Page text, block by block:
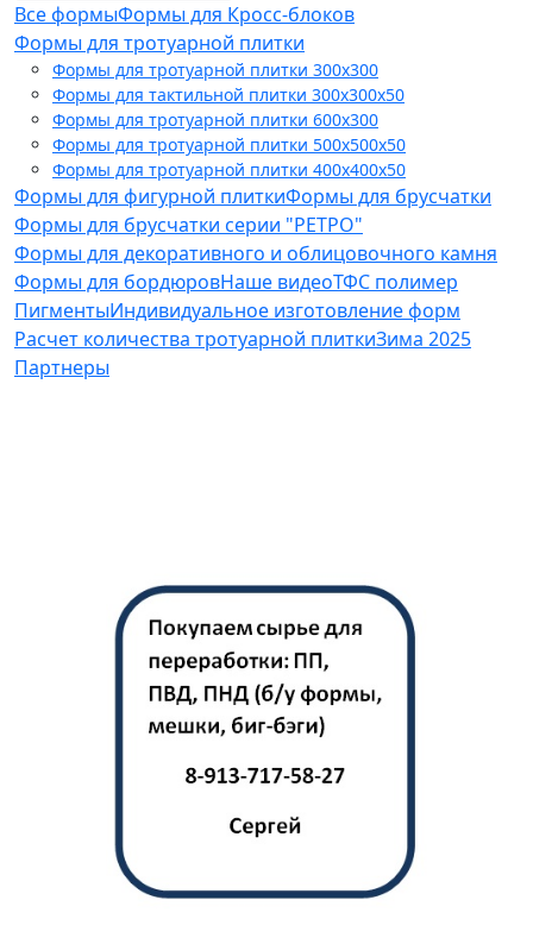
Все формыФормы для Кросс-блоков
Формы для тротуарной плитки
Формы для тротуарной плитки 300x300
Формы для тактильной плитки 300х300х50
Формы для тротуарной плитки 600x300
Формы для тротуарной плитки 500x500x50
Формы для тротуарной плитки 400x400x50
Формы для фигурной плиткиФормы для брусчатки
Формы для брусчатки серии "РЕТРО"
Формы для декоративного и облицовочного камня
Формы для бордюровНаше видеоТФС полимер
ПигментыИндивидуальное изготовление форм
Расчет количества тротуарной плиткиЗима 2025
Партнеры